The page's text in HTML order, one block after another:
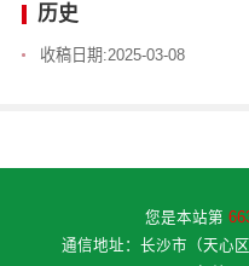
历史
收稿日期:2025-03-08
您是本站第
通信地址：长沙市（天心